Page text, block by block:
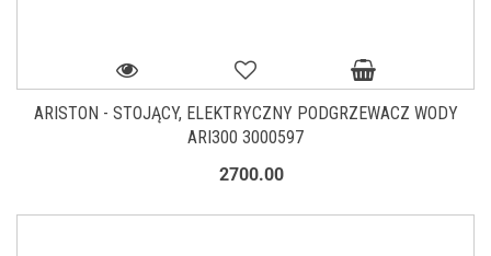
ARISTON - STOJĄCY, ELEKTRYCZNY PODGRZEWACZ WODY
ARI300 3000597
2700.00